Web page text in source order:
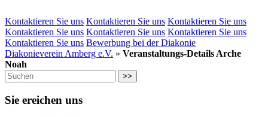
Kontaktieren Sie uns Kontaktieren Sie uns Kontaktieren Sie uns
Kontaktieren Sie uns Kontaktieren Sie uns Kontaktieren Sie uns
Kontaktieren Sie uns Bewerbung bei der Diakonie
Diakonieverein Amberg e.V. » Veranstaltungs-Details Arche
Noah
>>
Sie ereichen uns